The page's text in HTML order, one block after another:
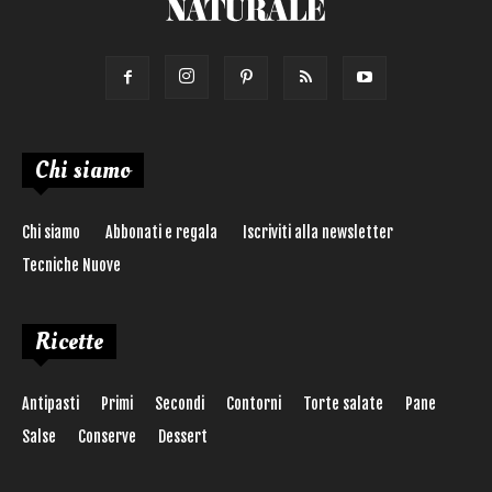
Chi siamo
Chi siamo Abbonati e regala
Iscriviti alla newsletter
Tecniche Nuove
Ricette
Antipasti Primi Secondi Contorni Torte salate
Pane
Salse
Conserve Dessert